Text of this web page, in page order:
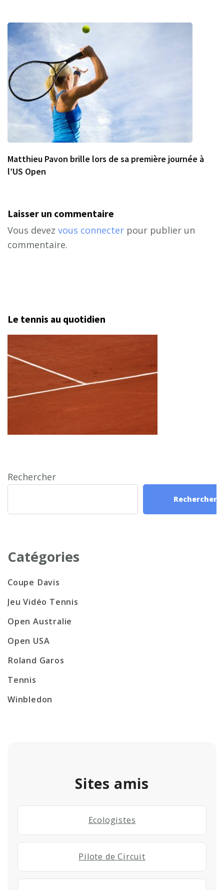
Matthieu Pavon brille lors de sa première journée à
l’US Open
Laisser un commentaire
Vous devez vous connecter pour publier un
commentaire.
Le tennis au quotidien
Rechercher
Rechercher
Catégories
Coupe Davis
Jeu Vidéo Tennis
Open Australie
Open USA
Roland Garos
Tennis
Winbledon
Sites amis
Ecologistes
Pilote de Circuit